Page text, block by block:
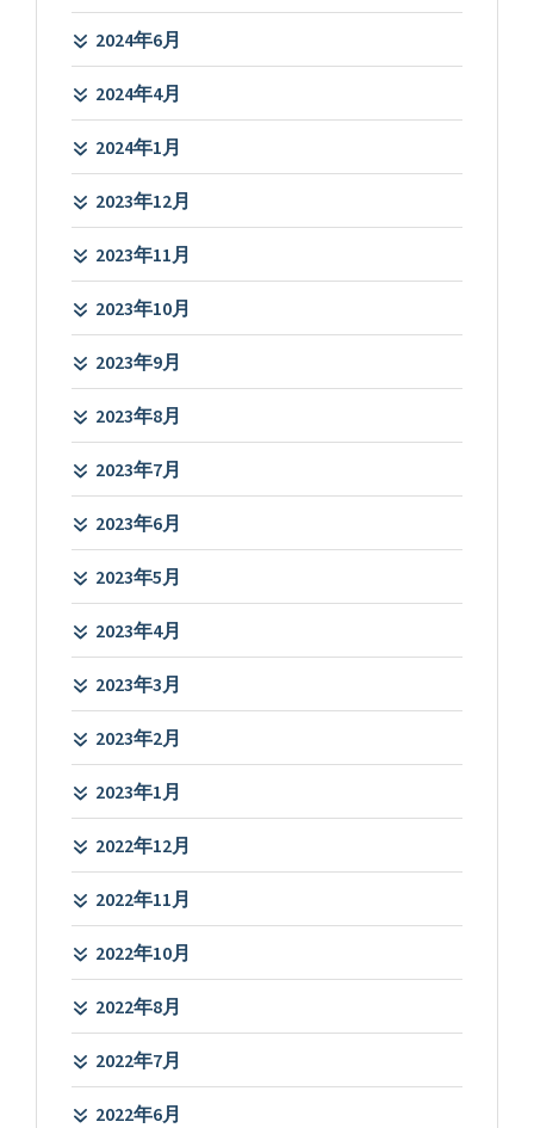
2024年6月
2024年4月
2024年1月
2023年12月
2023年11月
2023年10月
2023年9月
2023年8月
2023年7月
2023年6月
2023年5月
2023年4月
2023年3月
2023年2月
2023年1月
2022年12月
2022年11月
2022年10月
2022年8月
2022年7月
2022年6月